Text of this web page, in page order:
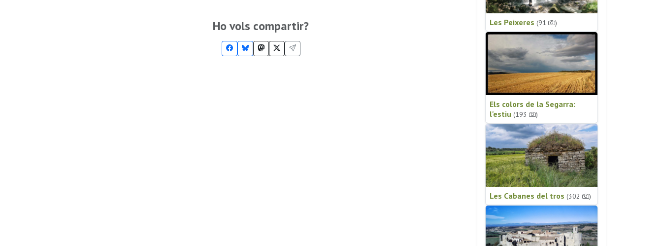
Ho vols compartir? Les Peixeres (91 )
Els colors de la Segarra:
l'estiu (193 )
Les Cabanes del tros (302 )